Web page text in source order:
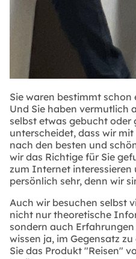
Sie waren bestimmt schon
Und Sie haben vermutlich
selbst etwas gebucht oder
unterscheidet, dass wir
nach den besten und
wir das Richtige für Sie
zum Internet interessieren
persönlich sehr, denn wir
Auch wir besuchen selbst
nicht nur theoretische
sondern auch
wissen ja, im Gegensatz
Sie das Produkt "Reisen"